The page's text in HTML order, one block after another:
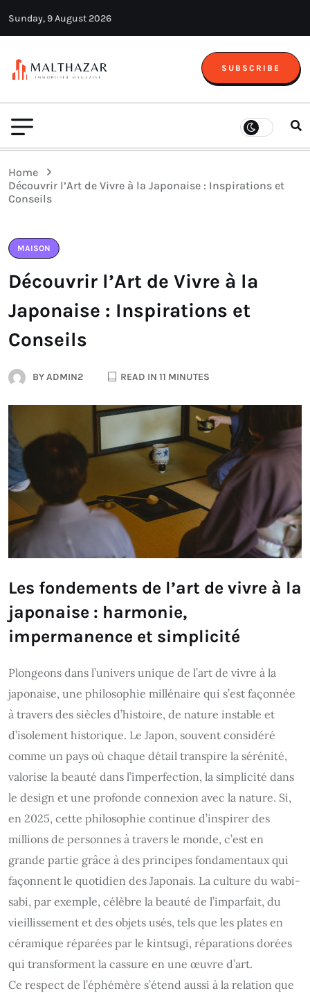
Sunday, 9 August 2026
SUBSCRIBE
Home
Découvrir l’Art de Vivre à la Japonaise : Inspirations et
Conseils
MAISON
Découvrir l’Art de Vivre à la
Japonaise : Inspirations et
Conseils
BYADMIN2 READ IN 11 MINUTES
Les fondements de l’art de vivre à la
japonaise : harmonie,
impermanence et simplicité
Plongeons dans l’univers unique de l’art de vivre à la
japonaise, une philosophie millénaire qui s’est façonnée
à travers des siècles d’histoire, de nature instable et
d’isolement historique. Le Japon, souvent considéré
comme un pays où chaque détail transpire la sérénité,
valorise la beauté dans l’imperfection, la simplicité dans
le design et une profonde connexion avec la nature. Si,
en 2025, cette philosophie continue d’inspirer des
millions de personnes à travers le monde, c’est en
grande partie grâce à des principes fondamentaux qui
façonnent le quotidien des Japonais. La culture du wabi-
sabi, par exemple, célèbre la beauté de l’imparfait, du
vieillissement et des objets usés, tels que les plates en
céramique réparées par le kintsugi, réparations dorées
qui transforment la cassure en une œuvre d’art.
Ce respect de l’éphémère s’étend aussi à la relation que